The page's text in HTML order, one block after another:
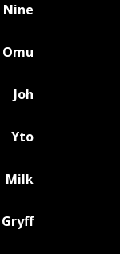
Nine
Omu
Joh
Yto
Milk
Gryff